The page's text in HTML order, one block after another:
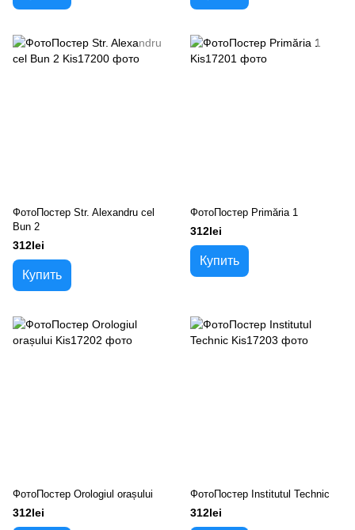
ФотоПостер Str. Alexandru cel
Bun 2
312lei
Купить
ФотоПостер Primăria 1
312lei
Купить
ФотоПостер Orologiul orașului
312lei
ФотоПостер Institutul Technic
312lei